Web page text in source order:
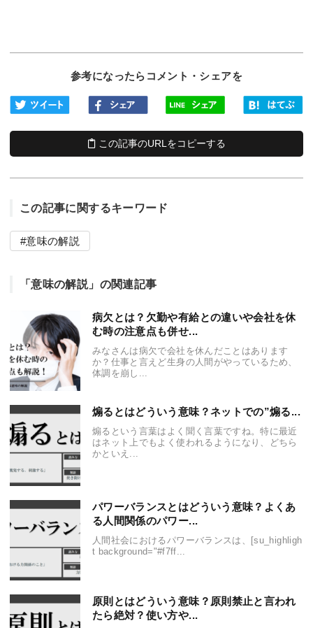
参考になったらコメント・シェアを
この記事のURLをコピーする
この記事に関するキーワード
意味の解説
「意味の解説」の関連記事
病欠とは？欠勤や有給との違いや会社を休
む時の注意点も併せ...
みなさんは病欠で会社を休んだことはあります
か？仕事と言えど生身の人間がやっているため、
体調を崩し...
煽るとはどういう意味？ネットでの”煽る...
煽るという言葉はよく聞く言葉ですね。特に最近
はネット上でもよく使われるようになり、どちら
かといえ...
パワーバランスとはどういう意味？よくあ
る人間関係のパワー...
人間社会におけるパワーバランスは、[su_highligh
t background="#f7ff...
原則とはどういう意味？原則禁止と言われ
たら絶対？使い方や...